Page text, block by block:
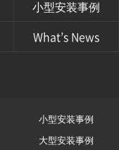
小型安装事例
What’s News
小型安装事例
大型安装事例